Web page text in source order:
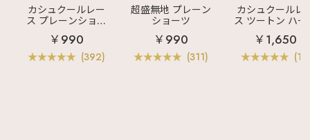
カシュクールレー
ス プレーンショー
ツ
￥990
(392)
超盛無地 プレーン
ショーツ
￥990
(311)
カシュクールレ
ス ツートン ハー
バックショーツ
￥1,650
(11)